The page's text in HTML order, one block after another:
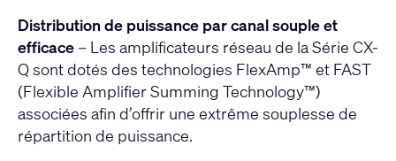
Distribution de puissance par canal souple et
efficace – Les amplificateurs réseau de la Série CX-
Q sont dotés des technologies FlexAmp™ et FAST
(Flexible Amplifier Summing Technology™)
associées afin d’offrir une extrême souplesse de
répartition de puissance.